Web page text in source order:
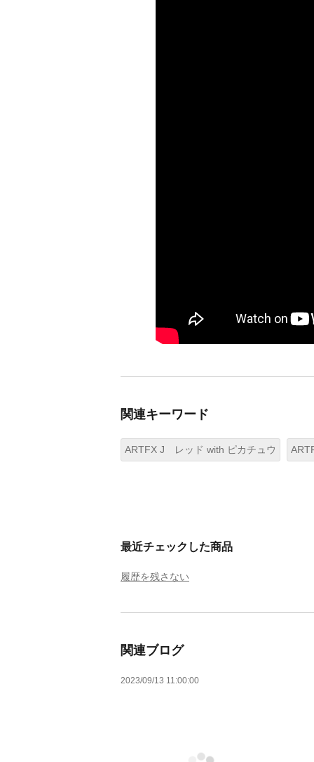
関連キーワード
ARTFX J レッド with ピカチュウ
最近チェックした商品
履歴を残さない
関連ブログ
2023/09/13 11:00:00